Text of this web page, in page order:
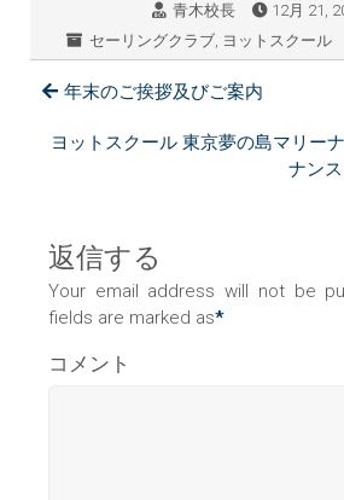
青木校長
12月 21,
セーリングクラブ, ヨットスクール
年末のご挨拶及びご案内
ヨットスクール 東京夢の島マリー
ナン
返信する
Your email address will not be
fields are marked as*
コメント